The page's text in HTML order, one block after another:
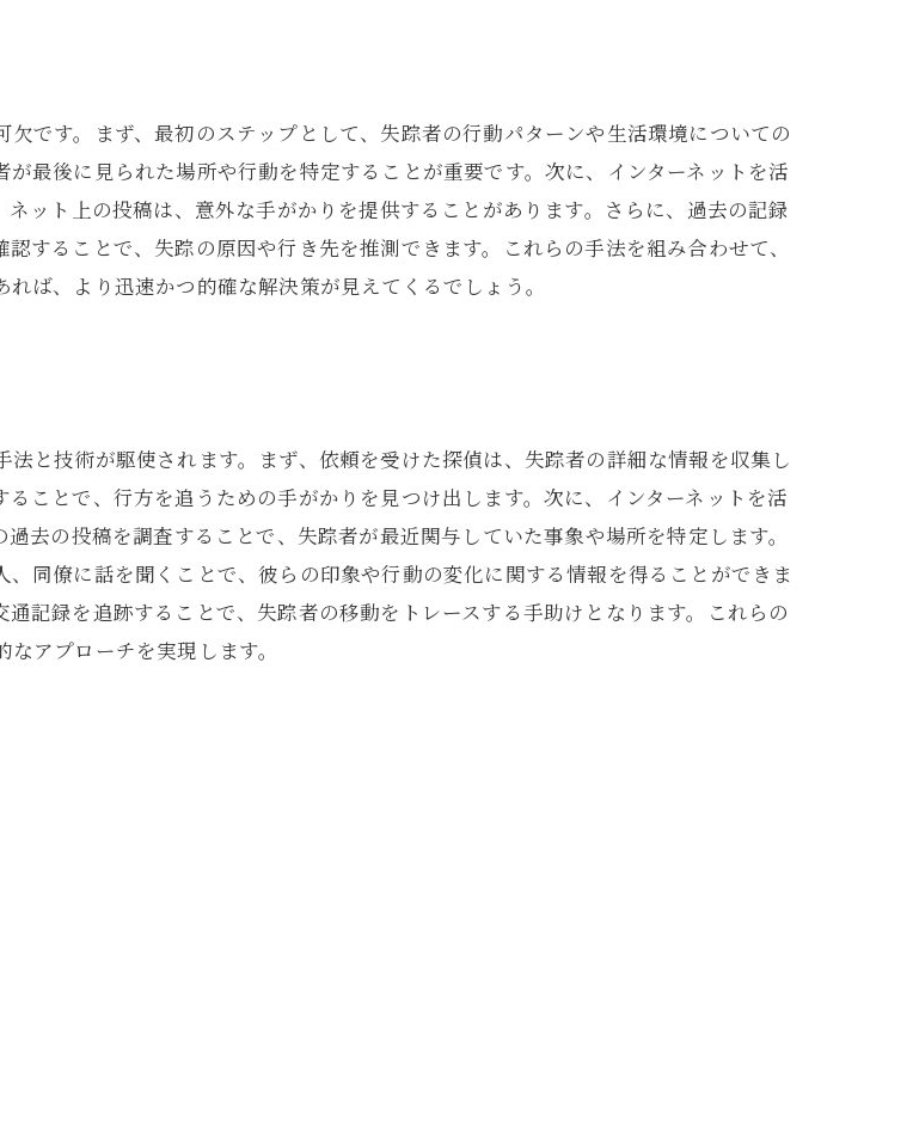
です。まず、最初のステップとして、失踪者の行動パターンや生活環境についての
最後に見られた場所や行動を特定することが重要です。次に、インターネットを活
ット上の投稿は、意外な手がかりを提供することがあります。さらに、過去の記録
することで、失踪の原因や行き先を推測できます。これらの手法を組み合わせて、
ば、より迅速かつ的確な解決策が見えてくるでしょう。
と技術が駆使されます。まず、依頼を受けた探偵は、失踪者の詳細な情報を収集し
ことで、行方を追うための手がかりを見つけ出します。次に、インターネットを活
去の投稿を調査することで、失踪者が最近関与していた事象や場所を特定します。
同僚に話を聞くことで、彼らの印象や行動の変化に関する情報を得ることができま
記録を追跡することで、失踪者の移動をトレースする手助けとなります。これらの
アプローチを実現します。